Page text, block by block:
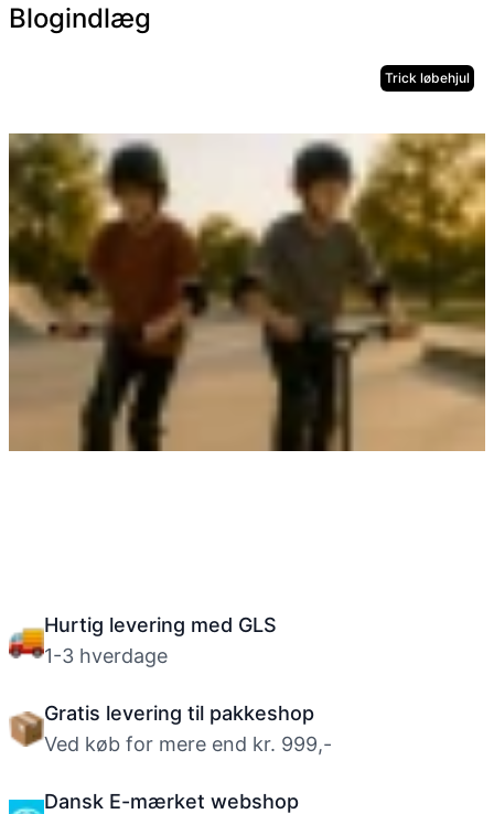
Blogindlæg
Trick løbehjul
Hurtig levering med GLS
1-3 hverdage
Gratis levering til pakkeshop
Ved køb for mere end kr. 999,-
Dansk E-mærket webshop